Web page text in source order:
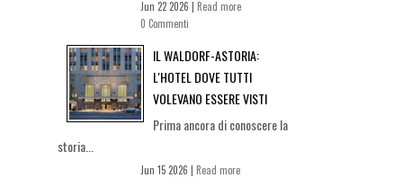
Jun 22 2026 | Read more
0 Commenti
IL WALDORF-ASTORIA:
L'HOTEL DOVE TUTTI
VOLEVANO ESSERE VISTI
Prima ancora di conoscere la
storia...
Jun 15 2026 | Read more